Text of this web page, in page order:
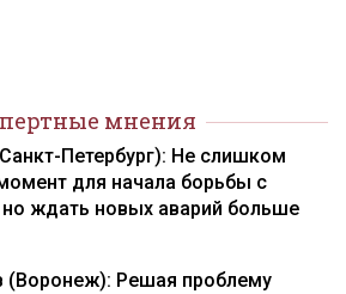
мнения
Петербург): Не слишком
для начала борьбы с
ждать новых аварий больше
(Воронеж): Решая проблему